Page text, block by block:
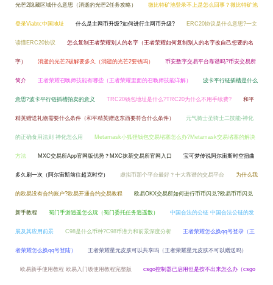
光芒2隐藏区域什么意思（消逝的光芒2任务攻略） 微比特矿池登录不上是怎么回事？微比特矿池
登录Viabtc中国地址 什么是主网币升级?如何进行主网币升级? ERC20协议是什么意思?一文
读懂ERC20协议 怎么复制王者荣耀别人的名字（王者荣耀如何复制别人的名字改自己想要的名
字） 消逝的光芒2破解要多久（消逝的光芒2要钱吗） 币安数字交易平台靠谱吗?币安交易所
简介 王者荣耀召唤师技能有哪些（王者荣耀里面的召唤师技能详解） 波卡平行链插槽是什么
意思?波卡平行链插槽拍卖的意义 TRC20钱包地址是什么?TRC20为什么不用手续费? 和平
精英赠送礼物需要什么条件（和平精英赠送东西要符合什么条件） 元气骑士圣骑士二技能-神化
的正确食用法则 神化怎么用 Metamask小狐狸钱包交易堵塞怎么办?Metamask交易堵塞的解决
方法 MXC交易所App官网版优势？MXC抹茶交易所官网入口 宝可梦传说阿尔宙斯时空扭曲
多久刷一次（阿尔宙斯前往超克时空） 虚拟币那个平台最好？十大靠谱的交易平台 为什么我
的欧易没有合约账户?欧易开通合约交易教程 欧易OKX交易所如何进行币币闪兑?欧易币币闪兑
新手教程 蜀门手游逍遥怎么玩（蜀门委托任务逍遥散） 中国合法的公链 中国合法公链的发
展及其应用前景 C98是什么币种?C98币潜力和前景深度分析 王者荣耀怎么换qq号登录（王
者荣耀怎么换qq号登陆） 王者荣耀星元皮肤可以共享吗（王者荣耀星元皮肤不可以赠送吗）
欧易新手使用教程 欧易入门级使用教程完整版 csgo控制器已启用但是按不出来怎么办（csgo